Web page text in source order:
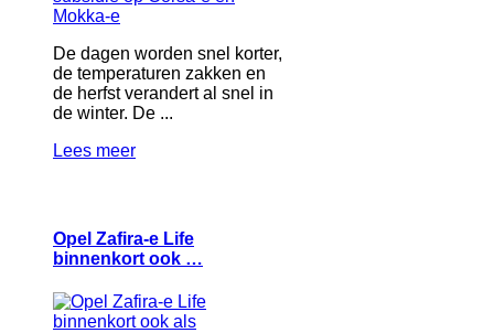
De dagen worden snel korter,
de temperaturen zakken en
de herfst verandert al snel in
de winter. De ...
Lees meer
Opel Zafira-e Life
binnenkort ook …